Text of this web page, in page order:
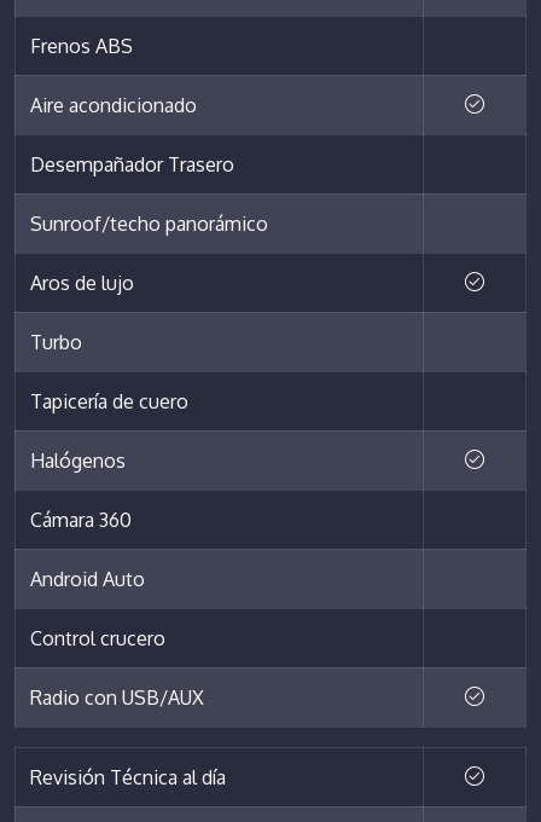
Frenos ABS
Aire acondicionado
Desempañador Trasero
Sunroof/techo panorámico
Aros de lujo
Turbo
Tapicería de cuero
Halógenos
Cámara 360
Android Auto
Control crucero
Radio con USB/AUX
Revisión Técnica al día